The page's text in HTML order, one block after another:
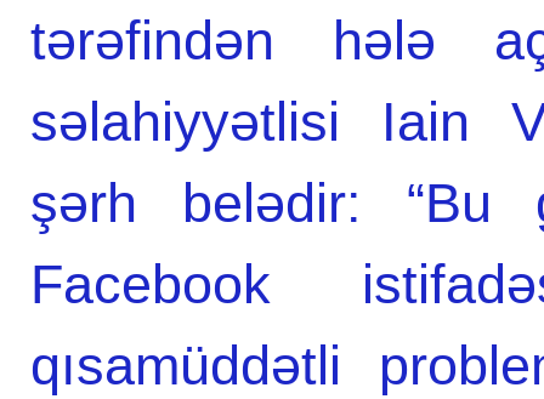
tərəfindən hələ
səlahiyyətlisi Iain
şərh belədir: “Bu
Facebook
qısamüddətli